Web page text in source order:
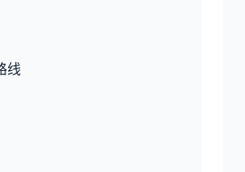
线